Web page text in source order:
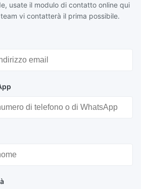
usate il modulo di contatto online qui
vi contatterà il prima possibile.